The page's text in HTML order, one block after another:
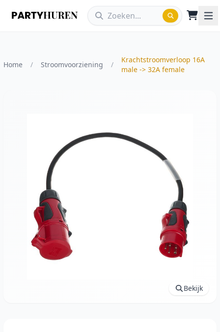
Home / Stroomvoorziening /
Krachtstroomverloop 16A
male -> 32A female
Vergroot afbeelding
Bekijk